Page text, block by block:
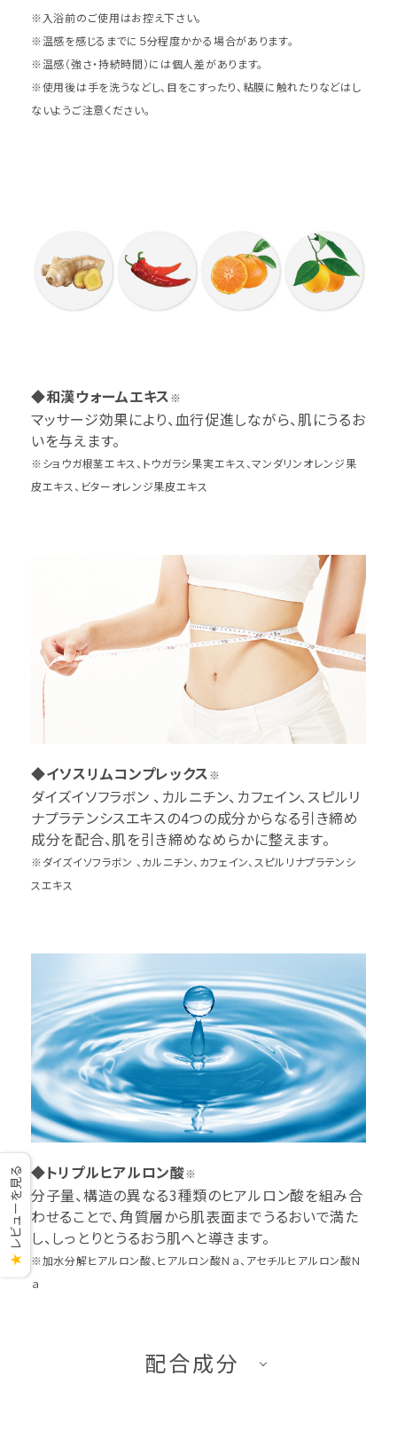
※入浴前のご使用はお控え下さい。
※温感を感じるまでに５分程度かかる場合があります。
※温感（強さ・持続時間）には個人差があります。
※使用後は手を洗うなどし、目をこすったり、粘膜に触れたりなどはし
ないようご注意ください。
◆和漢ウォームエキス※
マッサージ効果により、血行促進しながら、肌にうるお
いを与えます。
※ショウガ根茎エキス、トウガラシ果実エキス、マンダリンオレンジ果
皮エキス、ビターオレンジ果皮エキス
◆イソスリムコンプレックス※
ダイズイソフラボン 、カルニチン、カフェイン、スピルリ
ナプラテンシスエキスの4つの成分からなる引き締め
成分を配合、肌を引き締めなめらかに整えます。
※ダイズイソフラボン 、カルニチン、カフェイン、スピルリナプラテンシ
スエキス
◆トリプルヒアルロン酸※
分子量、構造の異なる3種類のヒアルロン酸を組み合
わせることで、角質層から肌表面までうるおいで満た
し、しっとりとうるおう肌へと導きます。
※加水分解ヒアルロン酸、ヒアルロン酸Ｎａ、アセチルヒアルロン酸Ｎ
ａ
配合成分
★
レビューを見る